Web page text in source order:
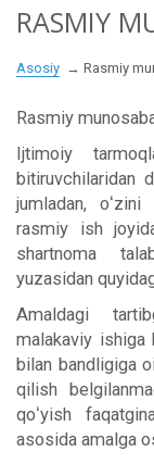
RASMIY
Asosiy Rasmiy
Rasmiy
Ijtimoiy
bitiruvchilaridan
jumladan, oʻzini
rasmiy ish
shartnoma
yuzasidan
Amaldagi
malakaviy
bilan bandligiga
qilish
qoʻyish
asosida amalga